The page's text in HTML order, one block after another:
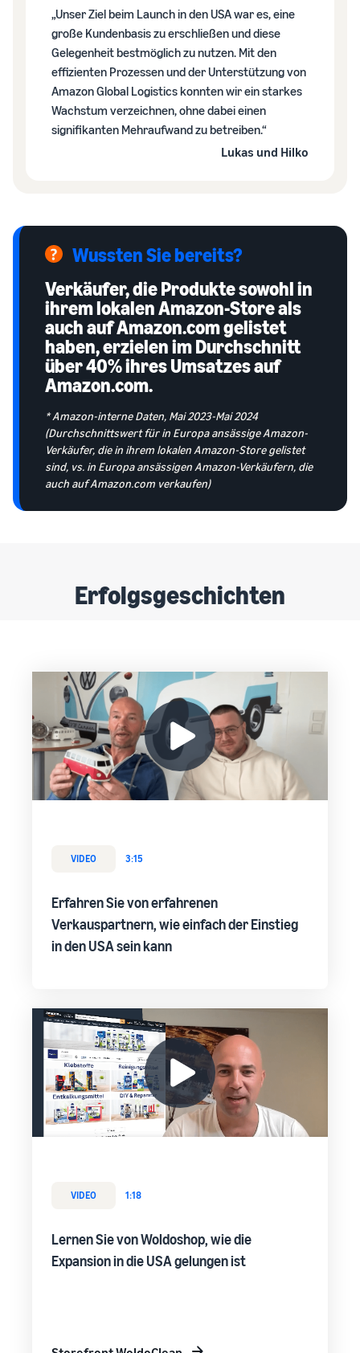
„Unser Ziel beim Launch in den USA war es, eine
große Kundenbasis zu erschließen und diese
Gelegenheit bestmöglich zu nutzen. Mit den
effizienten Prozessen und der Unterstützung von
Amazon Global Logistics konnten wir ein starkes
Wachstum verzeichnen, ohne dabei einen
signifikanten Mehraufwand zu betreiben.“
Lukas und Hilko
Wussten Sie bereits?
Verkäufer, die Produkte sowohl in
ihrem lokalen Amazon-Store als
auch auf Amazon.com gelistet
haben, erzielen im Durchschnitt
über 40% ihres Umsatzes auf
Amazon.com.
* Amazon-interne Daten, Mai 2023-Mai 2024
(Durchschnittswert für in Europa ansässige Amazon-
Verkäufer, die in ihrem lokalen Amazon-Store gelistet
sind, vs. in Europa ansässigen Amazon-Verkäufern, die
auch auf Amazon.com verkaufen)
Erfolgsgeschichten
VIDEO 3:15
Erfahren Sie von erfahrenen
Verkauspartnern, wie einfach der Einstieg
in den USA sein kann
VIDEO 1:18
Lernen Sie von Woldoshop, wie die
Expansion in die USA gelungen ist